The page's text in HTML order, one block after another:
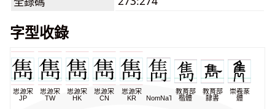
字型收錄
思源宋
JP
思源宋
TW
思源宋
HK
思源宋
CN
思源宋
KR
NomNaTong
教育部
楷體
教育部
隸書
崇羲篆
體